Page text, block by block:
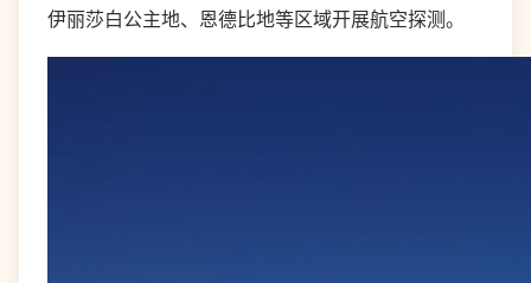
伊丽莎白公主地、恩德比地等区域开展航空探测。